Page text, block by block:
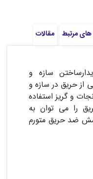
های مرتبط مقالات
سازه و
از حریق در سازه و
و گریز استفاده
را می توان به
ضد حریق متورم